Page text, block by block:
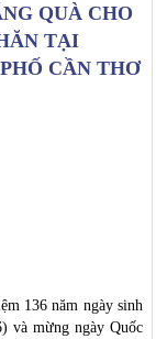
QUÀ CHO
TẠI
CẦN THƠ
136 năm ngày sinh
và mừng ngày Quốc